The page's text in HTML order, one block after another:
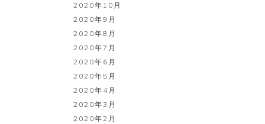
2020年10月
2020年9月
2020年8月
2020年7月
2020年6月
2020年5月
2020年4月
2020年3月
2020年2月